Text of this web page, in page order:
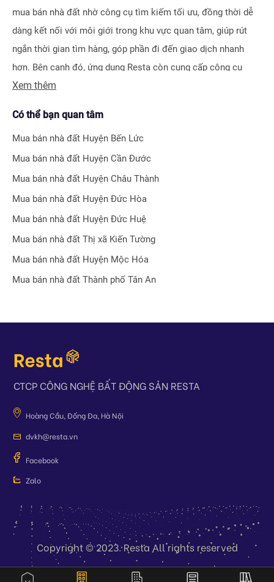
mua bán nhà đất nhờ công cụ tìm kiếm tối ưu, đồng thời dễ
dàng kết nối với môi giới trong khu vực quan tâm, giúp rút
ngắn thời gian tìm hàng, góp phần đi đến giao dịch nhanh
hơn. Bên cạnh đó, ứng dụng Resta còn cung cấp công cụ
Đăng tin vô cùng tiện ích, giúp người bán hay môi giới nhận
thông minh.
phát triển nhiều công cụ hỗ trợ tối ưu cho các nhà đầu tư bất
động sản chuyên nghiệp nhưTra cứu quy hoạch toàn quốc
miễn phí, Bộ lọc địa phương 360hay
Với nhiều công cụ tiện ích mà nền tảng mang lại, chúng tôi
tin rằngRestasẽ trở thành trợ thủ đắc lực cho nhà đầu tư
trong quá trình tìm kiếm và đầu tư bất động sản.
Xem thêm
Có thể bạn quan tâm
Mua bán nhà đất Huyện Bến Lức
Mua bán nhà đất Huyện Cần Đước
Mua bán nhà đất Huyện Châu Thành
Mua bán nhà đất Huyện Đức Hòa
Mua bán nhà đất Huyện Đức Huệ
Mua bán nhà đất Thị xã Kiến Tường
Mua bán nhà đất Huyện Mộc Hóa
Mua bán nhà đất Thành phố Tân An
CTCP CÔNG NGHỆ BẤT ĐỘNG SẢN RESTA
Hoàng Cầu, Đống Đa, Hà Nội
dvkh@resta.vn
Facebook
Zalo
Copyright © 2023. Resta All rights reserved